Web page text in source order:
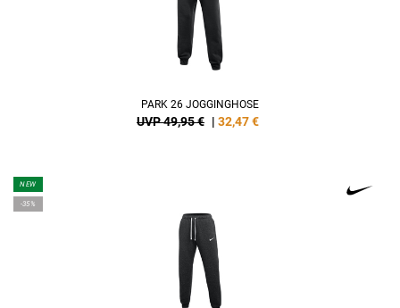
PARK 26 JOGGINGHOSE
UVP 49,95 € | 32,47€
NEW
-35%